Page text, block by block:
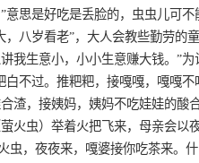
意思是好吃是丢脸的，虫虫儿可
，八岁看老”，大人会教些勤劳的
我生意小，小小生意赚大钱。”
白不过。推粑粑，接嘎嘎，嘎嘎
渣，接姨妈，姨妈不吃娃娃的
火虫）举着火把飞来，母亲会以
虫，夜夜来，嘎婆接你吃茶来。